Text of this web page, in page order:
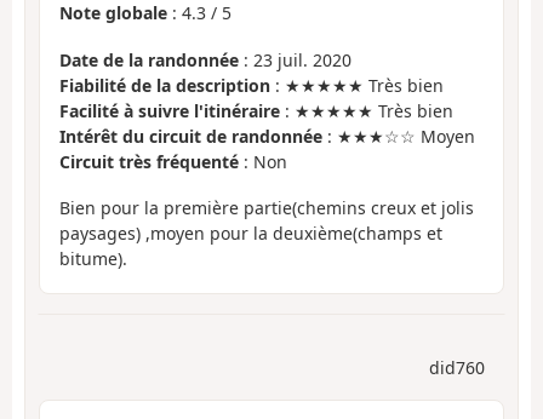
Note globale : 4.3 / 5
Date de la randonnée : 23 juil. 2020
Fiabilité de la description : ★★★★★ Très bien
Facilité à suivre l'itinéraire : ★★★★★ Très bien
Intérêt du circuit de randonnée : ★★★☆☆ Moyen
Circuit très fréquenté : Non
Bien pour la première partie(chemins creux et jolis
paysages) ,moyen pour la deuxième(champs et
bitume).
did760